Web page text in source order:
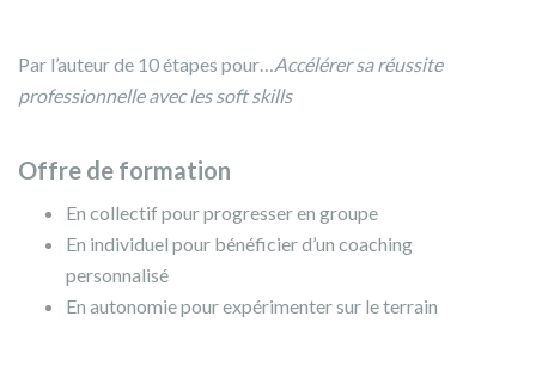
Par l’auteur de 10 étapes pour…Accélérer sa réussite
professionnelle avec les soft skills
Offre de formation
En collectif pour progresser en groupe
En individuel pour bénéficier d’un coaching
personnalisé
En autonomie pour expérimenter sur le terrain